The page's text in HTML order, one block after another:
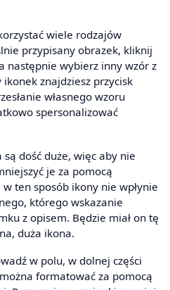
wiele rodzajów
przypisany obrazek, kliknij
następnie wybierz inny wzór z
ikonek znajdziesz przycisk
własnego wzoru
spersonalizować
dość duże, więc aby nie
je za pomocą
ten sposób ikony nie wpłynie
którego wskazanie
z opisem. Będzie miał on tę
duża ikona.
w polu, w dolnej części
formatować za pomocą